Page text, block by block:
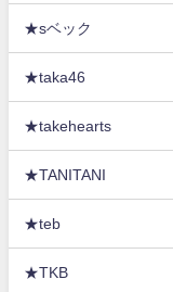
★sベック
★taka46
★takehearts
★TANITANI
★teb
★TKB